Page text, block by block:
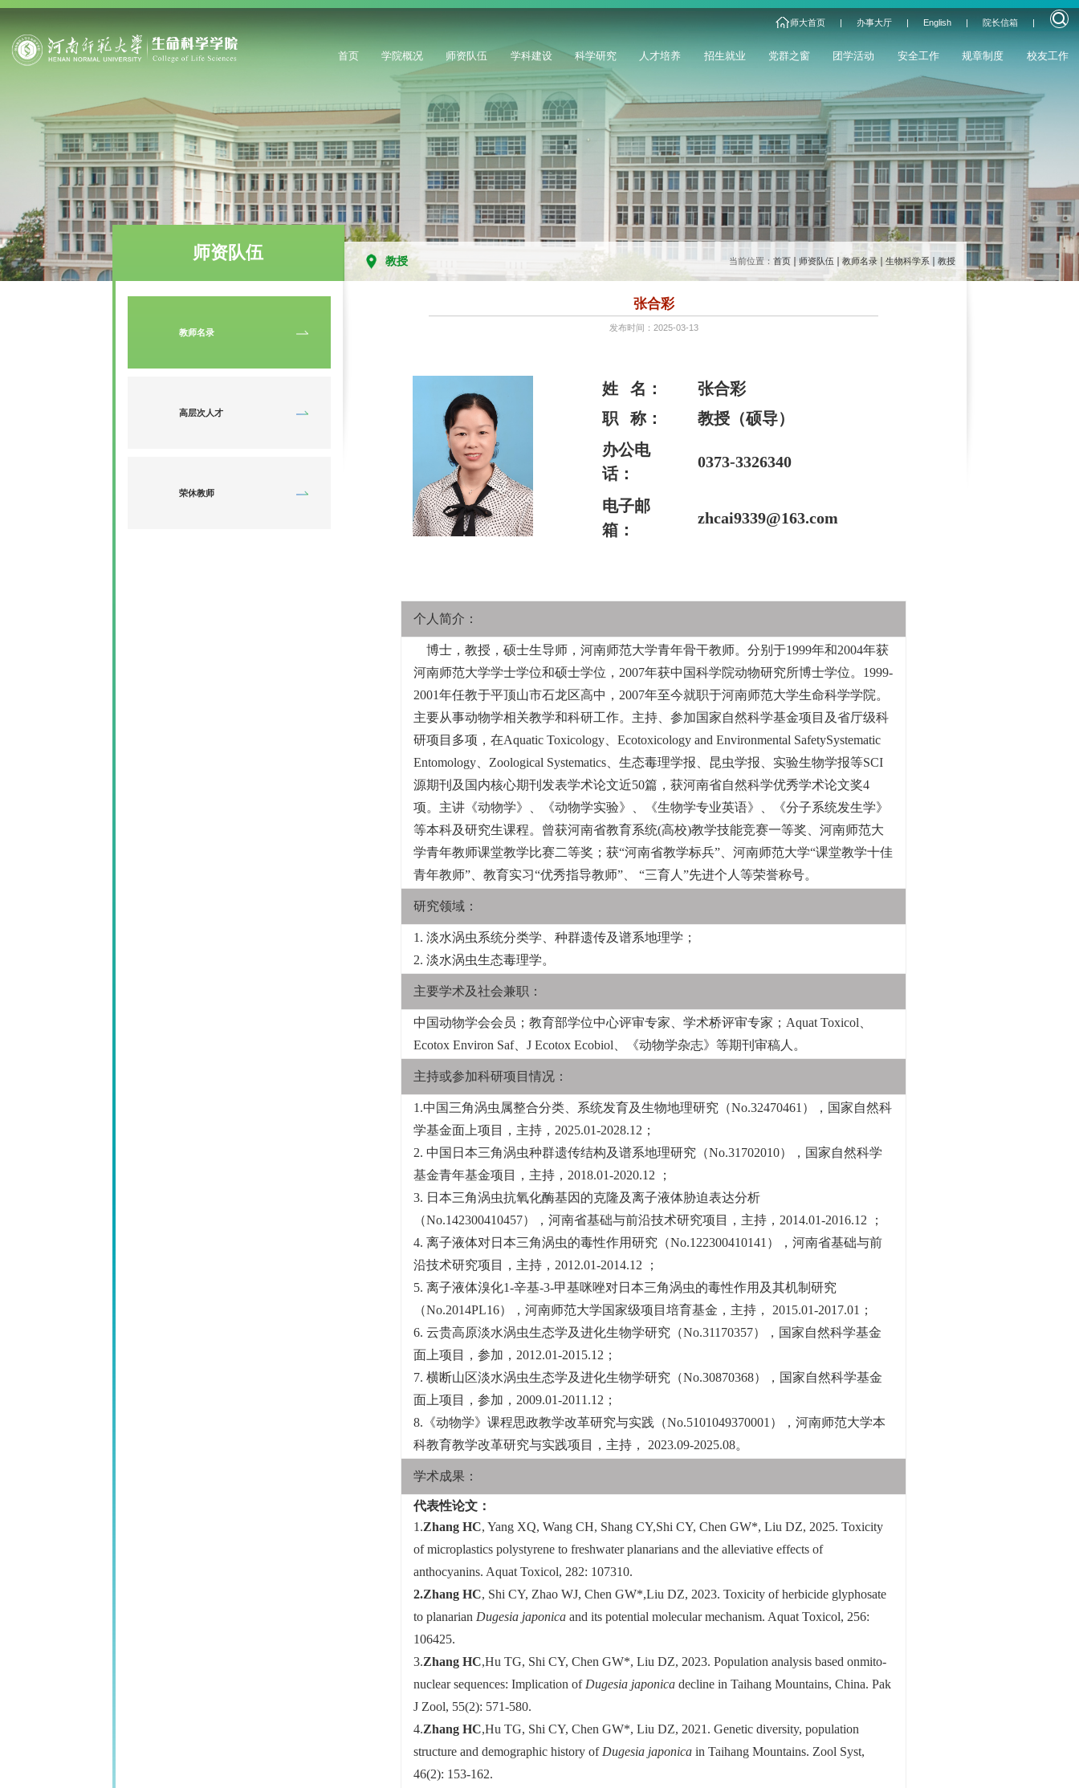
师大首页 | 办事大厅 | English | 院长信箱 |
首页 学院概况 师资队伍 学科建设 科学研究 人才培养 招生就业 党群之窗 团学活动 安全工作 规章制度 校友工作
师资队伍
教师名录
高层次人才
荣休教师
教授 当前位置： 首页 师资队伍 教师名录 生物科学系 教授
张合彩
发布时间：2025-03-13
姓 名：
张合彩
职 称：
教授（硕导）
办公电
话：
0373-3326340
电子邮
箱：
zhcai9339@163.com
个人简介：
博士，教授，硕士生导师，河南师范大学青年骨干教师。分别于1999年和2004年获
河南师范大学学士学位和硕士学位，2007年获中国科学院动物研究所博士学位。1999-
2001年任教于平顶山市石龙区高中，2007年至今就职于河南师范大学生命科学学院。
主要从事动物学相关教学和科研工作。主持、参加国家自然科学基金项目及省厅级科
研项目多项，在Aquatic Toxicology、Ecotoxicology and Environmental SafetySystematic
Entomology、Zoological Systematics、生态毒理学报、昆虫学报、实验生物学报等SCI
源期刊及国内核心期刊发表学术论文近50篇，获河南省自然科学优秀学术论文奖4
项。主讲《动物学》、《动物学实验》、《生物学专业英语》、《分子系统发生学》
等本科及研究生课程。曾获河南省教育系统(高校)教学技能竞赛一等奖、河南师范大
学青年教师课堂教学比赛二等奖；获“河南省教学标兵”、河南师范大学“课堂教学十佳
青年教师”、教育实习“优秀指导教师”、 “三育人”先进个人等荣誉称号。
研究领域：
1. 淡水涡虫系统分类学、种群遗传及谱系地理学；
2. 淡水涡虫生态毒理学。
主要学术及社会兼职：
中国动物学会会员；教育部学位中心评审专家、学术桥评审专家；Aquat Toxicol、
Ecotox Environ Saf、J Ecotox Ecobiol、《动物学杂志》等期刊审稿人。
主持或参加科研项目情况：
1.中国三角涡虫属整合分类、系统发育及生物地理研究（No.32470461），国家自然科
学基金面上项目，主持，2025.01-2028.12；
2. 中国日本三角涡虫种群遗传结构及谱系地理研究（No.31702010），国家自然科学
基金青年基金项目，主持，2018.01-2020.12 ；
3. 日本三角涡虫抗氧化酶基因的克隆及离子液体胁迫表达分析
（No.142300410457），河南省基础与前沿技术研究项目，主持，2014.01-2016.12 ；
4. 离子液体对日本三角涡虫的毒性作用研究（No.122300410141），河南省基础与前
沿技术研究项目，主持，2012.01-2014.12 ；
5. 离子液体溴化1-辛基-3-甲基咪唑对日本三角涡虫的毒性作用及其机制研究
（No.2014PL16），河南师范大学国家级项目培育基金，主持， 2015.01-2017.01；
6. 云贵高原淡水涡虫生态学及进化生物学研究（No.31170357），国家自然科学基金
面上项目，参加，2012.01-2015.12；
7. 横断山区淡水涡虫生态学及进化生物学研究（No.30870368），国家自然科学基金
面上项目，参加，2009.01-2011.12；
8.《动物学》课程思政教学改革研究与实践（No.5101049370001），河南师范大学本
科教育教学改革研究与实践项目，主持， 2023.09-2025.08。
学术成果：
代表性论文：
1.Zhang HC, Yang XQ, Wang CH, Shang CY,Shi CY, Chen GW*, Liu DZ, 2025. Toxicity
of microplastics polystyrene to freshwater planarians and the alleviative effects of
anthocyanins. Aquat Toxicol, 282: 107310.
2.Zhang HC, Shi CY, Zhao WJ, Chen GW*,Liu DZ, 2023. Toxicity of herbicide glyphosate
to planarian Dugesia japonica and its potential molecular mechanism. Aquat Toxicol, 256:
106425.
3.Zhang HC,Hu TG, Shi CY, Chen GW*, Liu DZ, 2023. Population analysis based onmito-
nuclear sequences: Implication of Dugesia japonica decline in Taihang Mountains, China. Pak
J Zool, 55(2): 571-580.
4.Zhang HC,Hu TG, Shi CY, Chen GW*, Liu DZ, 2021. Genetic diversity, population
structure and demographic history of Dugesia japonica in Taihang Mountains. Zool Syst,
46(2): 153-162.